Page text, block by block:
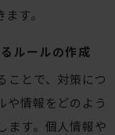
す。
ルールの作成
ことで、対策につ
や情報をどのよう
ます。個人情報や